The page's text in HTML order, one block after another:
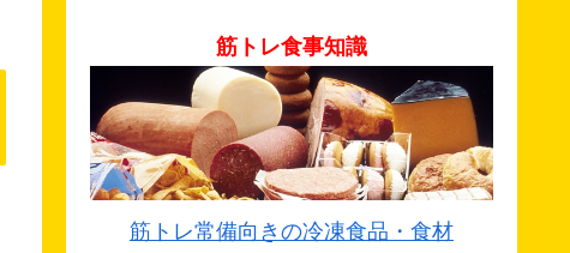
筋トレ食事知識
筋トレ常備向きの冷凍食品・食材